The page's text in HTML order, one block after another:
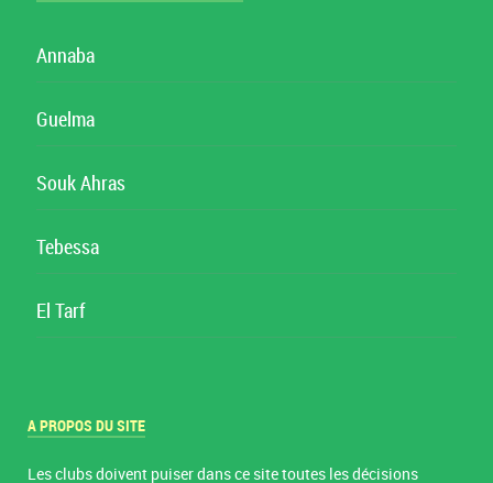
Annaba
Guelma
Souk Ahras
Tebessa
El Tarf
A PROPOS DU SITE
Les clubs doivent puiser dans ce site toutes les décisions